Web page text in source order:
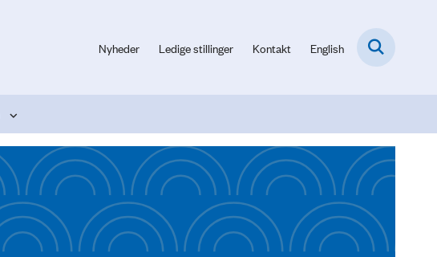
Nyheder Ledige stillinger Kontakt English